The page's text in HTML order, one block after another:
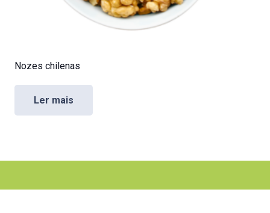
Nozes chilenas
Ler mais